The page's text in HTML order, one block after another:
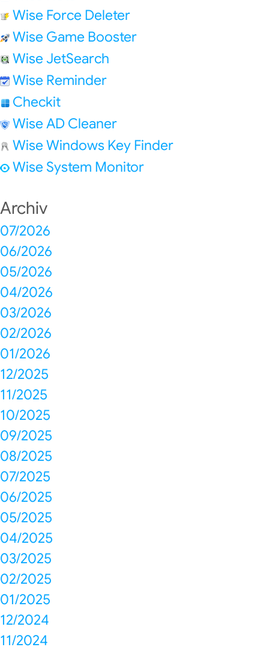
Wise Force Deleter
Wise Game Booster
Wise JetSearch
Wise Reminder
Checkit
Wise AD Cleaner
Wise Windows Key Finder
Wise System Monitor
Archiv
07/2026
06/2026
05/2026
04/2026
03/2026
02/2026
01/2026
12/2025
11/2025
10/2025
09/2025
08/2025
07/2025
06/2025
05/2025
04/2025
03/2025
02/2025
01/2025
12/2024
11/2024